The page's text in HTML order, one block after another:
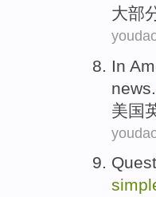
大部
In
news
美国